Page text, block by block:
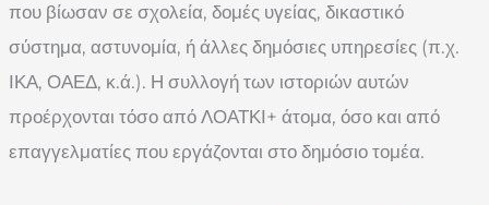
που βίωσαν σε σχολεία, δομές υγείας, δικαστικό
σύστημα, αστυνομία, ή άλλες δημόσιες υπηρεσίες (π.χ.
ΙΚΑ, ΟΑΕΔ, κ.ά.). Η συλλογή των ιστοριών αυτών
προέρχονται τόσο από ΛΟΑΤΚΙ+ άτομα, όσο και από
επαγγελματίες που εργάζονται στο δημόσιο τομέα.